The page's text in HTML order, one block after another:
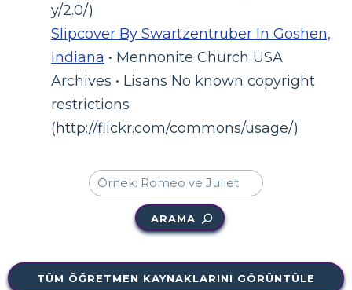
y/2.0/)
Slipcover By Swartzentruber In Goshen,
Indiana • Mennonite Church USA
Archives • Lisans No known copyright
restrictions
(http://flickr.com/commons/usage/)
ARAMA
TÜM ÖĞRETMEN KAYNAKLARINI GÖRÜNTÜLE